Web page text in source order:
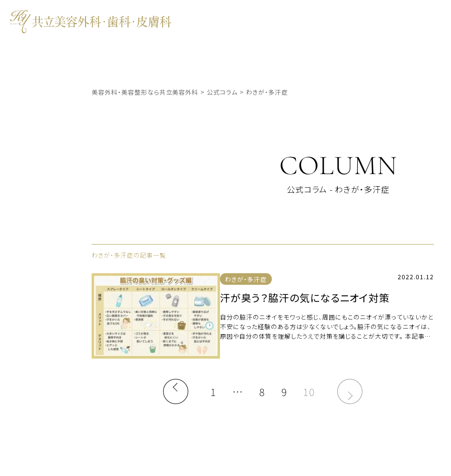
美容外科・美容整形なら共立美容外科 > 公式コラム > わきが・多汗症
COLUMN
公式コラム - わきが・多汗症
わきが・多汗症の記事一覧
わきが・多汗症 2022.01.12
汗が臭う？脇汗の気になるニオイ対策
自分の脇汗のニオイをモワっと感じ、周囲にもこのニオイが漂っていないかと
不安になった経験のある方は少なくないでしょう。脇汗の気になるニオイは、
原因や自分の体質を理解したうえで対策を講じることが大切です。 本記事で
1 … 8 9 10